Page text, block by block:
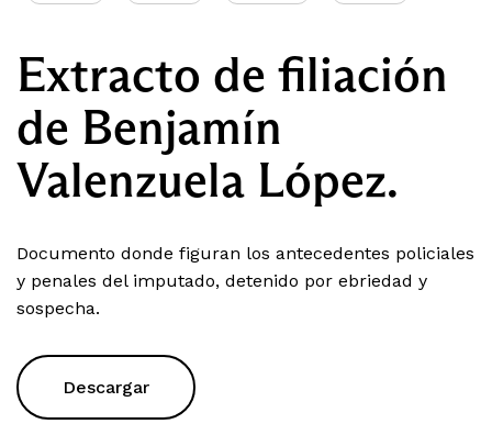
Extracto de filiación
de Benjamín
Valenzuela López.
Documento donde figuran los antecedentes policiales
y penales del imputado, detenido por ebriedad y
sospecha.
Descargar